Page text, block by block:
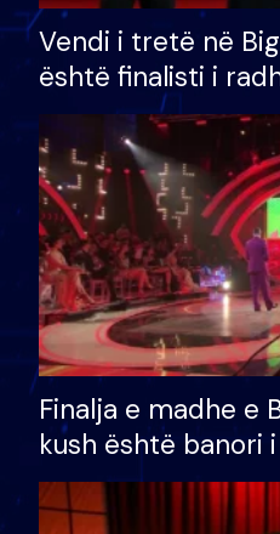
Vendi i tretë në
është finalisti i
Finalja e madhe e
kush është banori
shtëpinë dhe
të fituar çmimin e